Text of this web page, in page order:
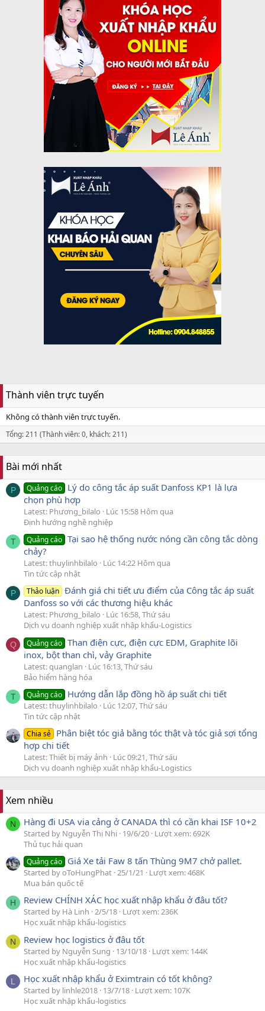
Thành viên trực tuyến
Không có thành viên trực tuyến.
Tổng: 211 (Thành viên: 0, khách: 211)
Bài mới nhất
P Quảng cáo Lý do công tắc áp suất Danfoss KP1 là lựa
chọn phù hợp
Latest: Phương_bilalo
Lúc 15:58 Hôm qua
Định hướng nghề nghiệp
T Quảng cáo Tại sao hệ thống nước nóng cần công tắc dòng
chảy?
Latest: thuylinhbilalo
Lúc 14:22 Hôm qua
Tin tức cập nhật
P Thảo luận Đánh giá chi tiết ưu điểm của Công tắc áp suất
Danfoss so với các thương hiệu khác
Latest: Phương_bilalo
Lúc 16:58, Thứ sáu
Dịch vụ doanh nghiệp xuất nhập khẩu-Logistics
Q Quảng cáo Than điện cực, điện cực EDM, Graphite lõi
inox, bột than chì, vảy Graphite
Latest: quanglan
Lúc 16:13, Thứ sáu
Bảo hiểm hàng hóa
T Quảng cáo Hướng dẫn lắp đồng hồ áp suất chi tiết
Latest: thuylinhbilalo
Lúc 12:07, Thứ sáu
Tin tức cập nhật
Chia sẻ Phân biệt tóc giả bằng tóc thật và tóc giả sợi tổng
hợp chi tiết
Latest: Thiết bị máy ảnh
Lúc 09:21, Thứ sáu
Dịch vụ doanh nghiệp xuất nhập khẩu-Logistics
Xem nhiều
N Hàng đi USA via cảng ở CANADA thì có cần khai ISF 10+2
Started by Nguyễn Thị Nhi 19/6/20 Lượt xem: 692K
Thủ tục hải quan
Quảng cáo Giá Xe tải Faw 8 tấn Thùng 9M7 chở pallet.
Started by oToHungPhat 25/1/21
Lượt xem: 468K
Mua bán quốc tế
H Review CHÍNH XÁC học xuất nhập khẩu ở đâu tốt?
Started by Hà Linh 2/5/18 Lượt xem: 236K
Học xuất nhập khẩu-logistics
N Review học logistics ở đâu tốt
Started by Nguyễn Sung 13/10/18 Lượt xem: 144K
Học xuất nhập khẩu-logistics
L Học xuất nhập khẩu ở Eximtrain có tốt không?
Started by linhle2018 13/7/18 Lượt xem: 107K
Học xuất nhập khẩu-logistics